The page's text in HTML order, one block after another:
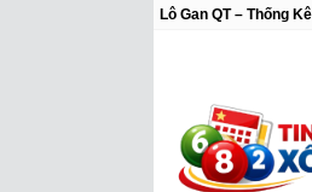
Lô Gan QT – Thống